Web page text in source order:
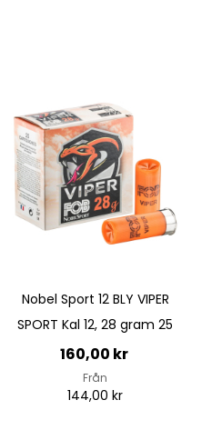
Quickview
Nobel Sport 12 BLY VIPER
SPORT Kal 12, 28 gram 25
160,00 kr
Från
144,00 kr